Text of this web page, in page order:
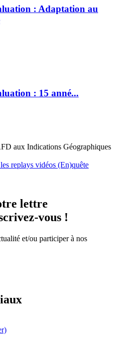
: Adaptation au
: 15 anné...
replays vidéos (En)quête
lettre
vous !
et/ou participer à nos